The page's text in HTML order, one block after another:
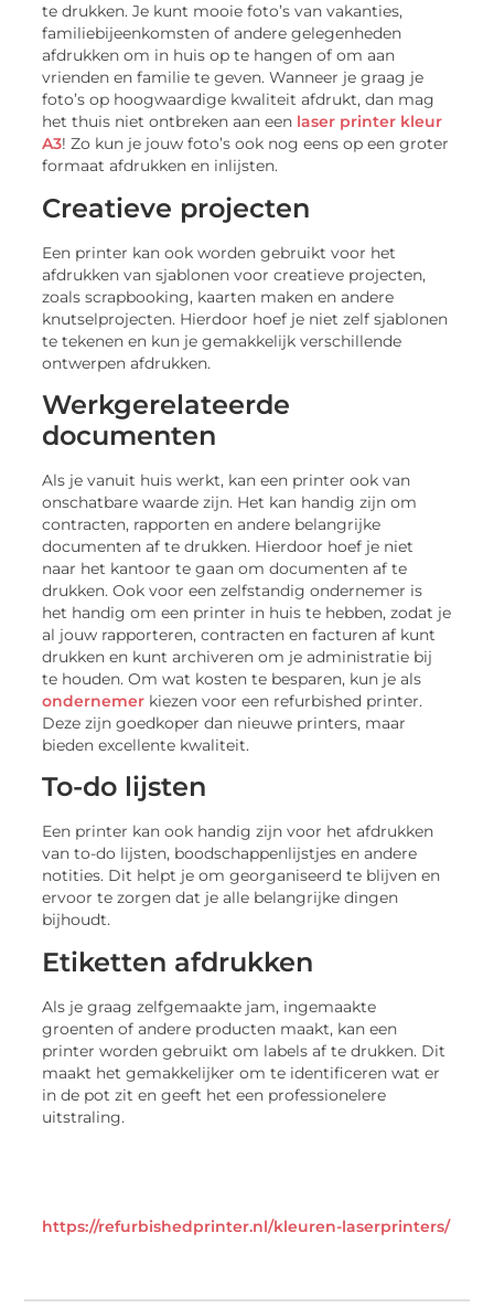
te drukken. Je kunt mooie foto’s van vakanties,
familiebijeenkomsten of andere gelegenheden
afdrukken om in huis op te hangen of om aan
vrienden en familie te geven. Wanneer je graag je
foto’s op hoogwaardige kwaliteit afdrukt, dan mag
het thuis niet ontbreken aan een laser printer kleur
A3! Zo kun je jouw foto’s ook nog eens op een groter
formaat afdrukken en inlijsten.
Creatieve projecten
Een printer kan ook worden gebruikt voor het
afdrukken van sjablonen voor creatieve projecten,
zoals scrapbooking, kaarten maken en andere
knutselprojecten. Hierdoor hoef je niet zelf sjablonen
te tekenen en kun je gemakkelijk verschillende
ontwerpen afdrukken.
Werkgerelateerde
documenten
Als je vanuit huis werkt, kan een printer ook van
onschatbare waarde zijn. Het kan handig zijn om
contracten, rapporten en andere belangrijke
documenten af te drukken. Hierdoor hoef je niet
naar het kantoor te gaan om documenten af te
drukken. Ook voor een zelfstandig ondernemer is
het handig om een printer in huis te hebben, zodat je
al jouw rapporteren, contracten en facturen af kunt
drukken en kunt archiveren om je administratie bij
te houden. Om wat kosten te besparen, kun je als
ondernemer kiezen voor een refurbished printer.
Deze zijn goedkoper dan nieuwe printers, maar
bieden excellente kwaliteit.
To-do lijsten
Een printer kan ook handig zijn voor het afdrukken
van to-do lijsten, boodschappenlijstjes en andere
notities. Dit helpt je om georganiseerd te blijven en
ervoor te zorgen dat je alle belangrijke dingen
bijhoudt.
Etiketten afdrukken
Als je graag zelfgemaakte jam, ingemaakte
groenten of andere producten maakt, kan een
printer worden gebruikt om labels af te drukken. Dit
maakt het gemakkelijker om te identificeren wat er
in de pot zit en geeft het een professionelere
uitstraling.
https://refurbishedprinter.nl/kleuren-laserprinters/